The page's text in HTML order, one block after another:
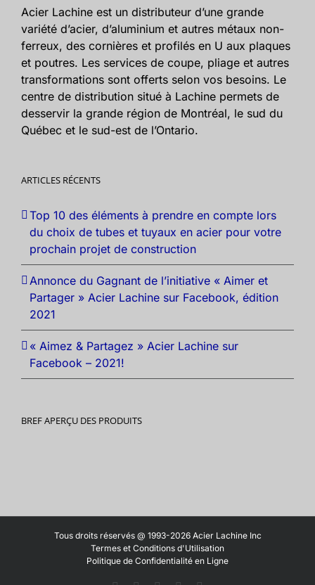
Acier Lachine est un distributeur d’une grande
variété d’acier, d’aluminium et autres métaux non-
ferreux, des cornières et profilés en U aux plaques
et poutres. Les services de coupe, pliage et autres
transformations sont offerts selon vos besoins. Le
centre de distribution situé à Lachine permets de
desservir la grande région de Montréal, le sud du
Québec et le sud-est de l’Ontario.
ARTICLES RÉCENTS
Top 10 des éléments à prendre en compte lors
du choix de tubes et tuyaux en acier pour votre
prochain projet de construction
Annonce du Gagnant de l’initiative « Aimer et
Partager » Acier Lachine sur Facebook, édition
2021
« Aimez & Partagez » Acier Lachine sur
Facebook – 2021!
BREF APERÇU DES PRODUITS
Tous droits réservés @ 1993-2026 Acier Lachine Inc
Termes et Conditions d'Utilisation
Politique de Confidentialité en Ligne